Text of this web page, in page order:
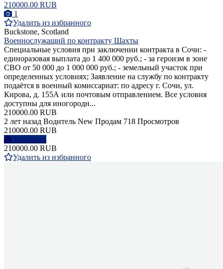
210000.00 RUB
1
Удалить из избранного
Buckstone, Scotland
Военнослужащий по контракту Шахты
Специальные условия при заключении контракта в Сочи: -
единоразовая выплата до 1 400 000 руб.; - за героизм в зоне
СВО от 50 000 до 1 000 000 руб.; - земельный участок при
определенных условиях; Заявление на службу по контракту
подаётся в военный комиссариат: по адресу г. Сочи, ул.
Кирова, д. 155А или почтовым отправлением. Все условия
доступны для иногородн...
210000.00 RUB
2 лет назад Водитель New Продам 718 Просмотров
210000.00 RUB
Написать
210000.00 RUB
Удалить из избранного